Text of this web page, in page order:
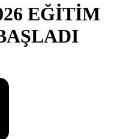
EĞİTİM